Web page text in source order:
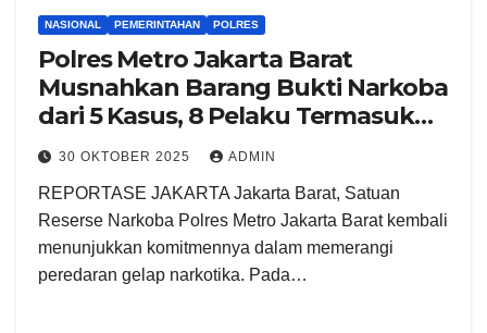
NASIONAL PEMERINTAHAN POLRES
Polres Metro Jakarta Barat
Musnahkan Barang Bukti Narkoba
dari 5 Kasus, 8 Pelaku Termasuk
WNA Asal Iran Diamankan
30 OKTOBER 2025 ADMIN
REPORTASE JAKARTA Jakarta Barat, Satuan
Reserse Narkoba Polres Metro Jakarta Barat kembali
menunjukkan komitmennya dalam memerangi
peredaran gelap narkotika. Pada…